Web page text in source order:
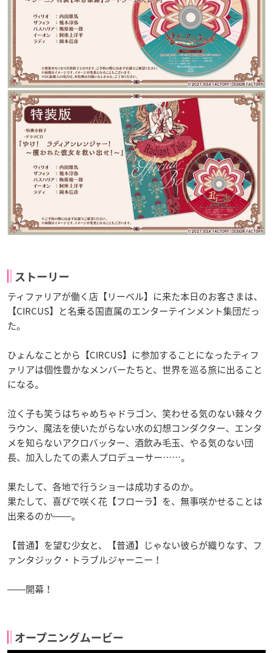
ストーリー
ティファリアが働く店【リーベル】に来た本日のお客さまは、
【CIRCUS】と名乗る国直属のエンターテインメント集団だっ
た。
ひょんなことから【CIRCUS】に参加することになったティフ
ァリアは個性豊かなメンバーたちと、世界を巡る旅に出ること
になる。
泣く子も笑うはちゃめちゃドラゴン、笑わせる気のない棘々ク
ラウン、魔法を使いたがらない水の幻想コンダクター、エンタ
メを知らないアクロバッター、酒飲み毛玉、やる気のない団
長、加入したての素人プロデューサー……。
果たして、各地で行うショーは成功するのか。
果たして、喜びで咲く花【フローラ】を、無事咲かせることは
出来るのか――。
【普通】を望む少女と、【普通】じゃない彼らが織りなす、フ
ァンタジック・トラブルジャーニー！
――開幕！
オープニングムービー